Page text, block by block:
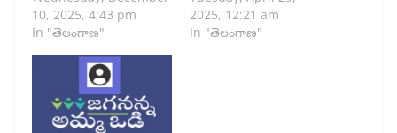
10, 2025, 4:43 pm
In "తెలంగాణ"
2025, 12:21 am
In "తెలంగాణ"